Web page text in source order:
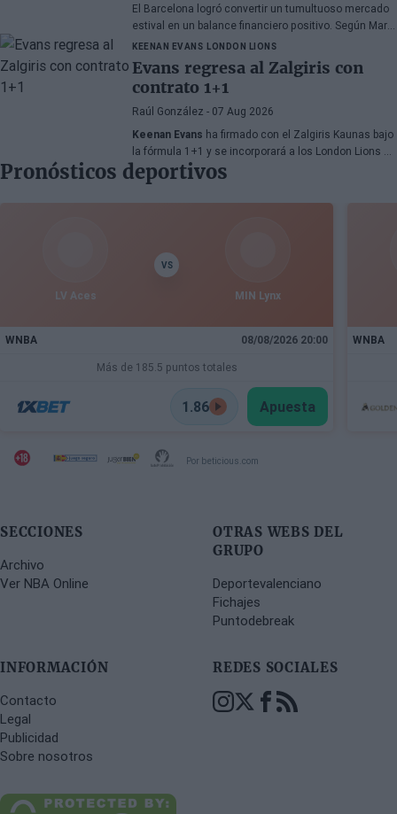
El Barcelona logró convertir un tumultuoso mercado
estival en un balance financiero positivo. Según Marc
Mundet, la sección azulgrana ingresó cerca de tres
millones de euros procedentes de salidas de
jugadores, a pesar de un proceso de transferencias
marcado por la incertidumbre y los cambios de
última hora.
KEENAN EVANS LONDON LIONS
Evans regresa al Zalgiris con
contrato 1+1
Raúl González - 07 Aug 2026
Keenan Evans ha firmado con el Zalgiris Kaunas bajo
la fórmula 1+1 y se incorporará a los London Lions en
calidad de cedido durante la temporada 2026/27. El
base estadounidense continúa su proceso de
recuperación tras las lesiones sufridas en los
Pronósticos deportivos
LV Aces
VS
MIN Lynx
WNBA 08/08/2026 20:00
Más de 185.5 puntos totales
1.86 Apuesta
WNBA
Por beticious.com
SECCIONES
Archivo
Ver NBA Online
OTRAS WEBS DEL
GRUPO
Deportevalenciano
Fichajes
Puntodebreak
INFORMACIÓN
Contacto
Legal
Publicidad
Sobre nosotros
REDES SOCIALES